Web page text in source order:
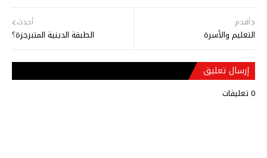
أحدث
الطبقة الدينية المتبرجزة؟
أقدم
التعليم والأسرة
إرسال تعليق
0 تعليقات